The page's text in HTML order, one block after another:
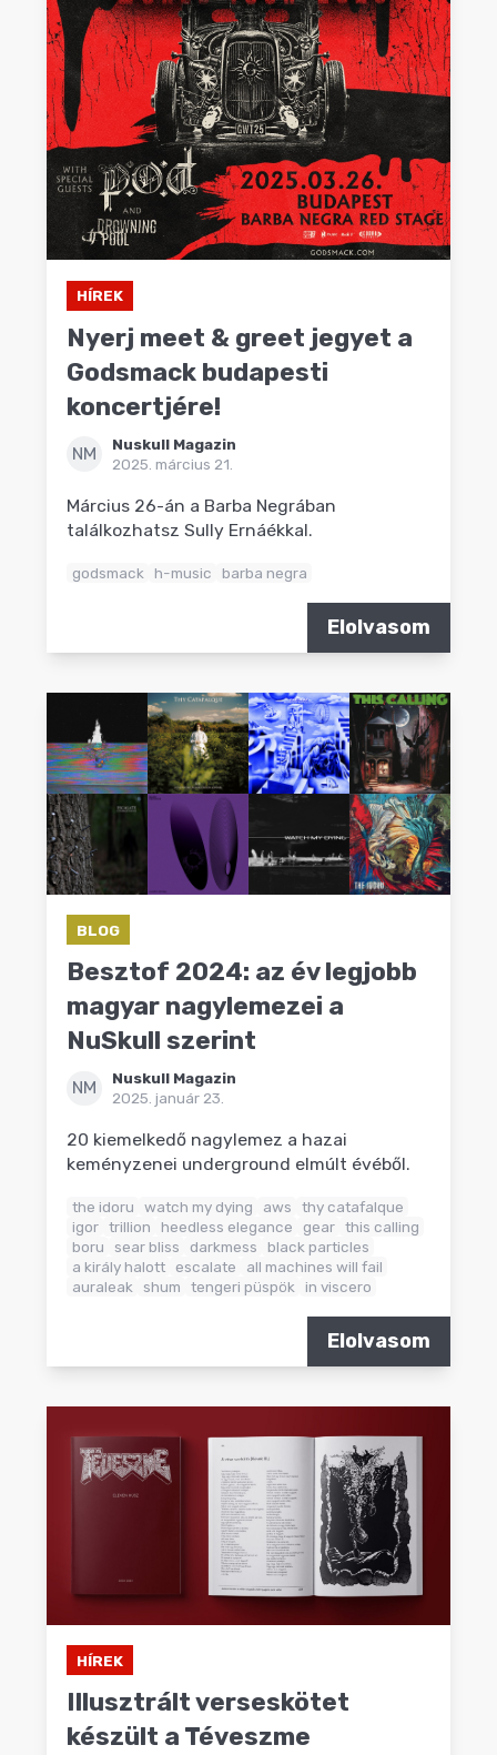
HÍREK
Nyerj meet & greet jegyet a
Godsmack budapesti
koncertjére!
NM
Nuskull Magazin
2025. március 21.
Március 26-án a Barba Negrában
találkozhatsz Sully Ernáékkal.
godsmack h-music barba negra
Elolvasom
BLOG
Besztof 2024: az év legjobb
magyar nagylemezei a
NuSkull szerint
NM
Nuskull Magazin
2025. január 23.
20 kiemelkedő nagylemez a hazai
keményzenei underground elmúlt évéből.
the idoru watch my dying aws
thy catafalque
igor trillion heedless elegance gear this calling
boru
sear bliss darkmess
black particles
a király halott escalate
all machines will fail
auraleak shum tengeri püspök in viscero
Elolvasom
HÍREK
Illusztrált verseskötet
készült a Téveszme